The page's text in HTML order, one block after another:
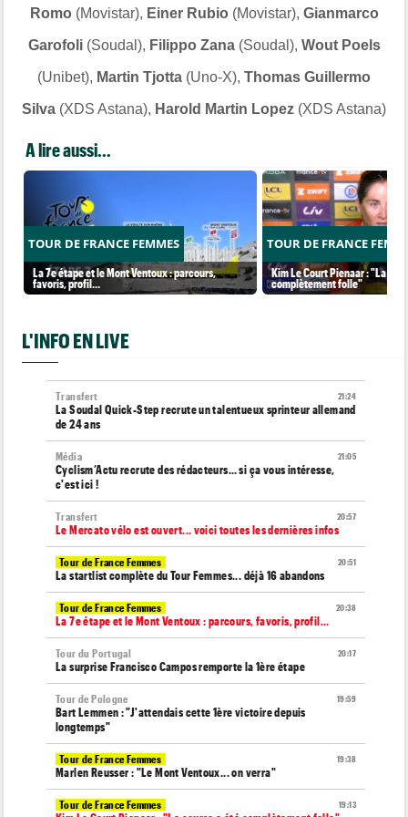
Romo (Movistar), Einer Rubio (Movistar), Gianmarco
Garofoli(Soudal), Filippo Zana(Soudal), Wout Poels
(Unibet), Martin Tjotta (Uno-X), Thomas Guillermo
Silva (XDS Astana), Harold Martin Lopez (XDS Astana)
A lire aussi...
TOUR DE FRANCE FEMMES
La 7e étape et le Mont Ventoux : parcours,
favoris, profil…
TOUR DE FRANCE
Kim Le Court Pienaar : "La
complètement folle"
L'INFO EN LIVE
21:24
Transfert
La Soudal Quick-Step recrute un talentueux sprinteur allemand
de 24 ans
21:05
Média
Cyclism’Actu recrute des rédacteurs… si ça vous intéresse,
c'est ici !
20:57
Transfert
Le Mercato vélo est ouvert... voici toutes les dernières infos
20:51
Tour de France Femmes
La startlist complète du Tour Femmes... déjà 16 abandons
20:38
Tour de France Femmes
La 7e étape et le Mont Ventoux : parcours, favoris, profil…
20:17
Tour du Portugal
La surprise Francisco Campos remporte la 1ère étape
19:59
Tour de Pologne
Bart Lemmen : "J'attendais cette 1ère victoire depuis
longtemps"
19:38
Tour de France Femmes
Marlen Reusser : "Le Mont Ventoux... on verra"
19:13
Tour de France Femmes